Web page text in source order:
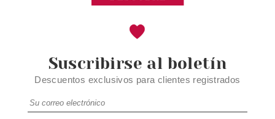
Suscribirse al boletín
Descuentos exclusivos para clientes registrados